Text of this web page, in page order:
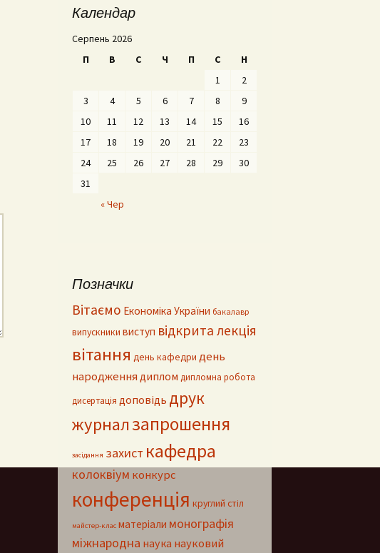
Календар
Серпень 2026
П
В С Ч П С Н
« Чер
1
2
3
4 5 6 7 8
9
10
11 12 13 14 15
16
17
18 19 20 21 22
23
24
25 26 27 28 29
30
31
Позначки
Вітаємо Економіка України бакалавр
випускники виступ відкрита лекція
вітання день кафедри день
народженнядиплом дипломна робота
дисертація доповідь друк
журналзапрошення
засідання захист кафедра
колоквіум конкурс
конференція круглий стіл
майстер-клас матеріали монографія
міжнародна наука науковий